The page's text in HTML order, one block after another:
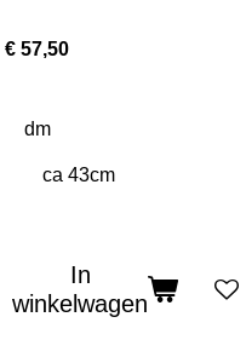
€ 57,50
dm
In
winkelwagen